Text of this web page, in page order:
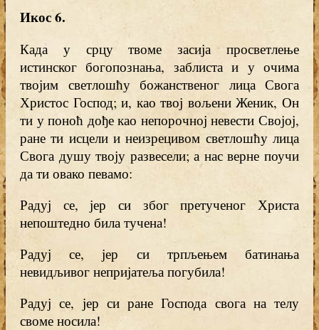
Икос 6.
Када у срцу твоме засија просветлење
истинског богопознања, заблиста и у очима
твојим светлошћу божанственог лица Свога
Христос Господ; и, као твој вољени Женик, Он
ти у поноћ дође као непорочној невести Својој,
ране ти исцели и неизрецивом светлошћу лица
Свога душу твоју развесели; а нас верне поучи
да ти овако певамо:
Радуј се, јер си због претученог Христа
непоштедно била тучена!
Радуј се, јер си трпљењем батинања
невидљивог непријатеља погубила!
Радуј се, јер си ране Господа свога на телу
своме носила!